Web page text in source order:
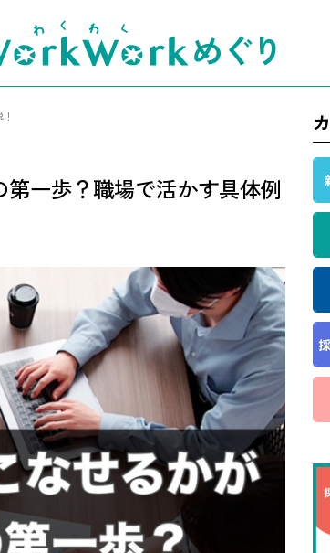
一歩？職場で活かす具体例